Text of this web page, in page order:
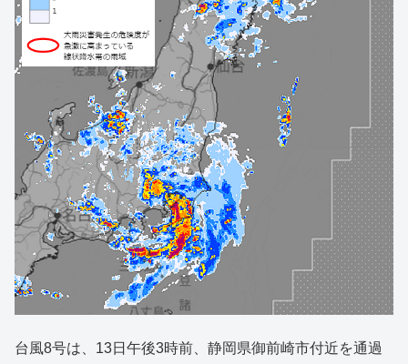
台風8号は、13日午後3時前、静岡県御前崎市付近を通過